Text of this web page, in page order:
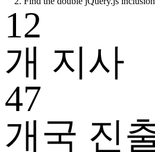
12
개 지사
47
개국 진